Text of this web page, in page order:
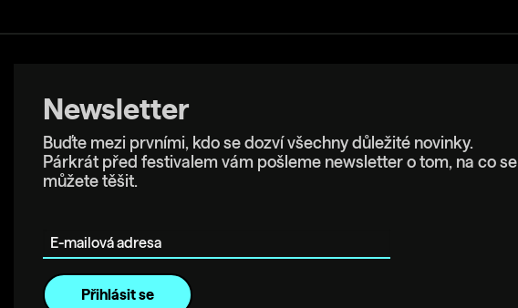
Newsletter
Buďte mezi prvními, kdo se dozví všechny důležité novinky.
Párkrát před festivalem vám pošleme newsletter o tom, na co se
můžete těšit.